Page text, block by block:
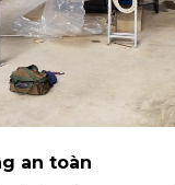
an toàn